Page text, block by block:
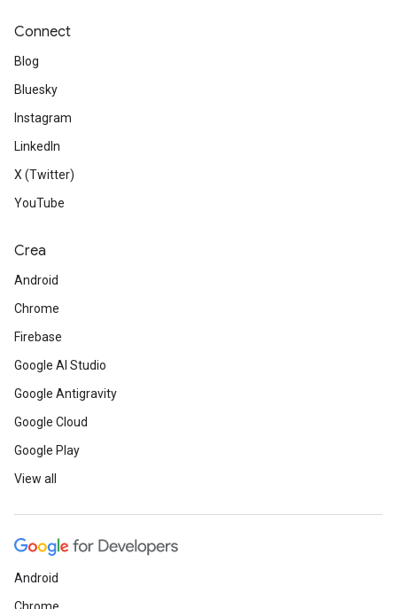
Connect
Blog
Bluesky
Instagram
LinkedIn
X (Twitter)
YouTube
Crea
Android
Chrome
Firebase
Google AI Studio
Google Antigravity
Google Cloud
Google Play
View all
Android